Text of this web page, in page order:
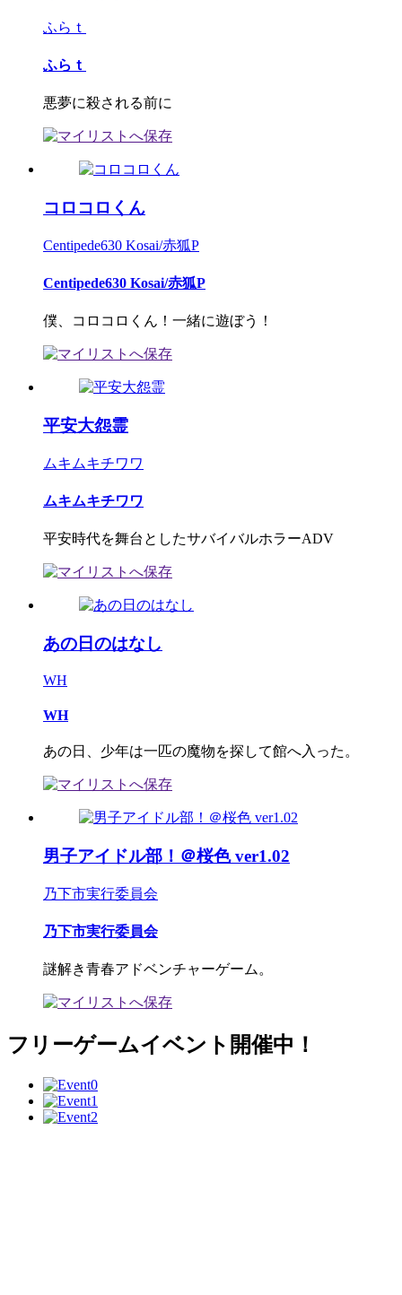
ふらｔ
ふらｔ
悪夢に殺される前に
コロコロくん
Centipede630 Kosai/赤狐P
Centipede630 Kosai/赤狐P
僕、コロコロくん！一緒に遊ぼう！
平安大怨霊
ムキムキチワワ
ムキムキチワワ
平安時代を舞台としたサバイバルホラーADV
あの日のはなし
WH
WH
あの日、少年は一匹の魔物を探して館へ入った。
男子アイドル部！＠桜色 ver1.02
乃下市実行委員会
乃下市実行委員会
謎解き青春アドベンチャーゲーム。
フリーゲームイベント開催中！